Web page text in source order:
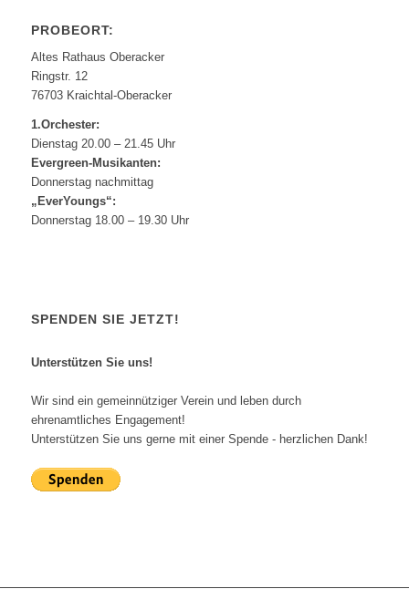
PROBEORT:
Altes Rathaus Oberacker
Ringstr. 12
76703 Kraichtal-Oberacker
1.Orchester:
Dienstag 20.00 – 21.45 Uhr
Evergreen-Musikanten:
Donnerstag nachmittag
„EverYoungs“:
Donnerstag 18.00 – 19.30 Uhr
SPENDEN SIE JETZT!
Unterstützen Sie uns!
Wir sind ein gemeinnütziger Verein und leben durch
ehrenamtliches Engagement!
Unterstützen Sie uns gerne mit einer Spende - herzlichen Dank!